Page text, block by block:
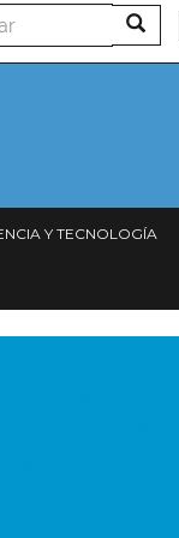
Buscar
Y TECNOLOGÍA